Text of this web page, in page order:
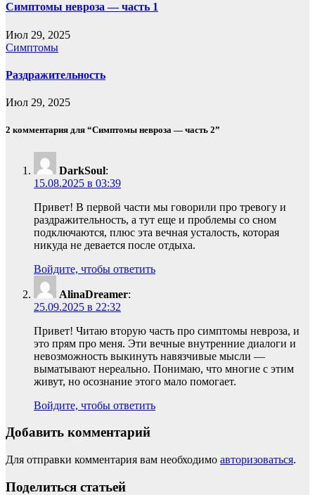
Симптомы невроза — часть 1
Июл 29, 2025
Симптомы
Раздражительность
Июл 29, 2025
2 комментария для “Симптомы невроза — часть 2”
DarkSoul:
15.08.2025 в 03:39
Привет! В первой части мы говорили про тревогу и
раздражительность, а тут еще и проблемы со сном
подключаются, плюс эта вечная усталость, которая
никуда не девается после отдыха.
Войдите, чтобы ответить
AlinaDreamer:
25.09.2025 в 22:32
Привет! Читаю вторую часть про симптомы невроза, и
это прям про меня. Эти вечные внутренние диалоги и
невозможность выкинуть навязчивые мысли —
выматывают нереально. Понимаю, что многие с этим
живут, но осознание этого мало помогает.
Войдите, чтобы ответить
Добавить комментарий
Для отправки комментария вам необходимо авторизоваться.
Поделиться статьей